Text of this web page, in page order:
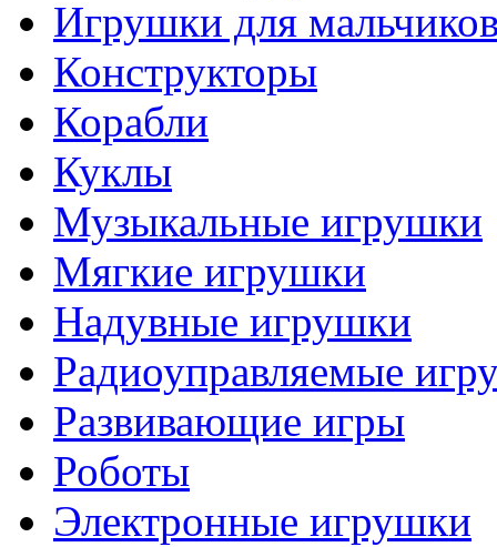
Игрушки для
Конструкторы
Корабли
Куклы
Музыкальные игрушки
Мягкие игрушки
Надувные игрушки
Радиоуправляемые
Развивающие игры
Роботы
Электронные игрушки